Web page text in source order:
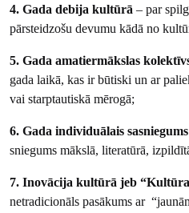
4. Gada debija kultūrā – par
pārsteidzošu devumu kādā no
5. Gada amatiermākslas
gada laikā, kas ir būtiski un ar
vai starptautiskā mērogā;
6. Gada individuālais
sniegums mākslā, literatūrā,
7. Inovācija kultūrā jeb
netradicionāls pasākums ar